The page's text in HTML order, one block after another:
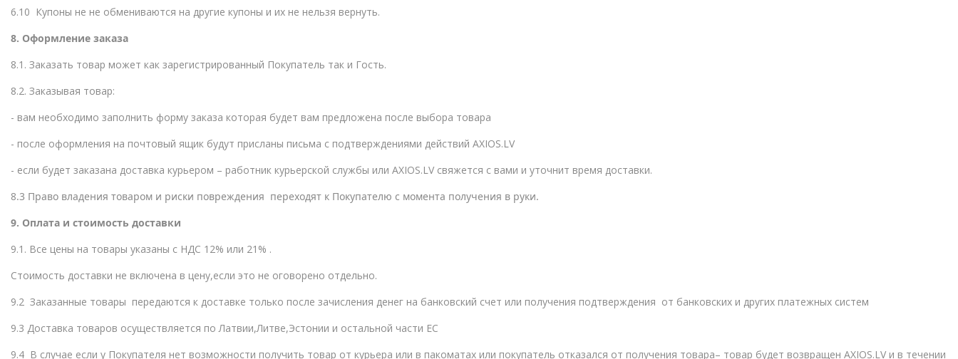
6.10 Купоны не не обмениваются на другие купоны и их не нельзя вернуть.
8. Оформление заказа
8.1. Заказать товар может как зарегистрированный Покупатель так и Гость.
8.2. Заказывая товар:
- вам необходимо заполнить форму заказа которая будет вам предложена после выбора товара
- после оформления на почтовый ящик будут присланы письма с подтверждениями действий AXIOS.LV
- если будет заказана доставка курьером – работник курьерской службы или AXIOS.LV свяжется с вами и уточнит время доставки.
8.3 Право владения товаром и риски повреждения переходят к Покупателю с момента получения в руки.
9. Оплата и стоимость доставки
9.1. Все цены на товары указаны с НДС 12% или 21% .
Стоимость доставки не включена в цену,если это не оговорено отдельно.
9.2 Заказанные товары передаются к доставке только после зачисления денег на банковский счет или получения подтверждения от банковских и других платежных систем
9.3 Доставка товаров осуществляется по Латвии,Литве,Эстонии и остальной части ЕС
9.4 В случае если у Покупателя нет возможности получить товар от курьера или в пакоматах или покупатель отказался от получения товара– товар будет возвращен AXIOS.LV и в течении